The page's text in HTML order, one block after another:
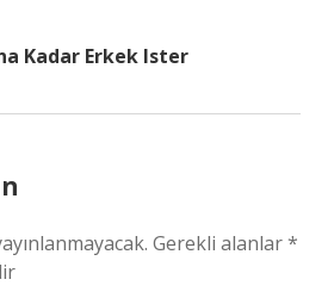
Kadar Erkek Ister
Gerekli alanlar*